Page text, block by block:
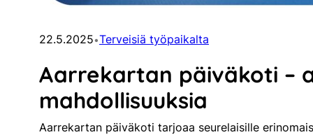
22.5.2025•Terveisiä työpaikalta
Aarrekartan päiväkoti –
mahdollisuuksia
Aarrekartan päiväkoti tarjoaa seurelaisille